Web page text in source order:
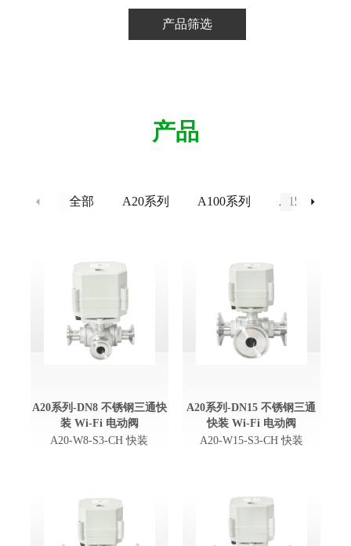
产品筛选
产品
全部 A20系列 A100系列 A150系列
A20系列-DN8 不锈钢三通快
装 Wi-Fi 电动阀
A20-W8-S3-CH 快装
A20系列-DN15 不锈钢三通
快装 Wi-Fi 电动阀
A20-W15-S3-CH 快装